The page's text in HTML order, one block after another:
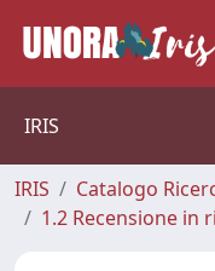
IRIS
IRIS Catalogo
1.2 Recensione in